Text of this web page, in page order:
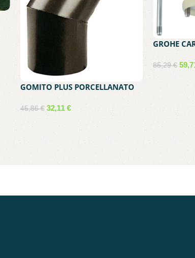
GOMITO PLUS PORCELLANATO
90 D 12 CM NERO
45,86€ 32,11 €
GROHE
85,29€